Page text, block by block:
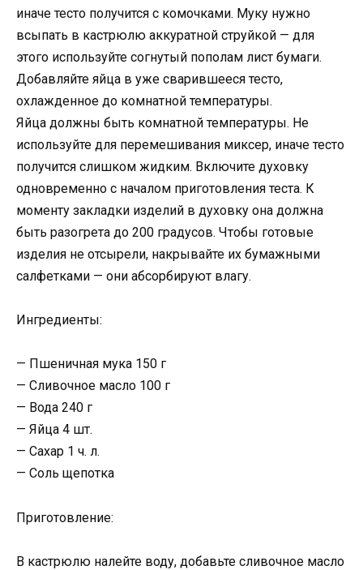
иначе тесто получится с комочками. Муку нужно
всыпать в кастрюлю аккуратной струйкой — для
этого используйте согнутый пополам лист бумаги.
Добавляйте яйца в уже сварившееся тесто,
охлажденное до комнатной температуры.
Яйца должны быть комнатной температуры. Не
используйте для перемешивания миксер, иначе тесто
получится слишком жидким. Включите духовку
одновременно с началом приготовления теста. К
моменту закладки изделий в духовку она должна
быть разогрета до 200 градусов. Чтобы готовые
изделия не отсырели, накрывайте их бумажными
салфетками — они абсорбируют влагу.
Ингредиенты:
— Пшеничная мука 150 г
— Сливочное масло 100 г
— Вода 240 г
— Яйца 4 шт.
— Сахар 1 ч. л.
— Соль щепотка
Приготовление:
В кастрюлю налейте воду, добавьте сливочное масло